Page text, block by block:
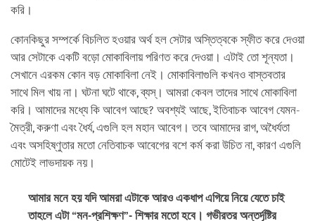
করি।
কোনকিছুর সম্পর্কে বিচলিত হওয়ার অর্থ হল সেটার অস্তিত্বকে স্ফীত করে দেওয়া
আর সেটাকে একটি বড়ো মোকাবিলায় পরিণত করে দেওয়া। এটাই তো শূন্যতা।
সেখানে এরকম কোন বড় মোকাবিলা নেই। মোকাবিলাগুলি কখনও বাস্তবতার
সাথে মিল খায় না। ঘটনা ঘটে থাকে, ব্যস্‌। আমরা কেবল তাদের সাথে মোকাবিলা
করি। আমাদের মধ্যে কি আবেগ আছে? অবশ্যই আছে, ইতিবাচক আবেগ যেমন-
মৈত্রী, করুণা এবং ধৈর্য, এগুলি হল মহান আবেগ। তবে আমাদের রাগ, অধৈর্যতা
এবং অসহিষ্ণুতার মতো নেতিবাচক আবেগের বশে কর্ম করা উচিত না, কারণ এগুলি
মোটেই লাভদায়ক নয়।
আমার মনে হয় যদি আমরা এটাকে আরও একধাপ এগিয়ে নিয়ে যেতে চাই
তাহলে এটা “মন-প্রশিক্ষণ”- শিক্ষার মতো হবে। গভীরতর অন্তর্দৃষ্টির